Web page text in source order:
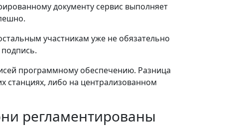
документу сервис выполняет
участникам уже не обязательно
программному обеспечению. Разница
станциях, либо на централизованном
регламентированы